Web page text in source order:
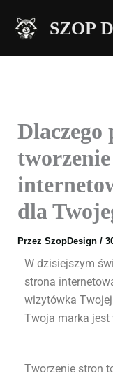
SZOP
Dlaczego
dla
Przez SzopDesign /
W dzisiejszym
strona
wizytówka
Twoja marka jest
Tworzenie stron